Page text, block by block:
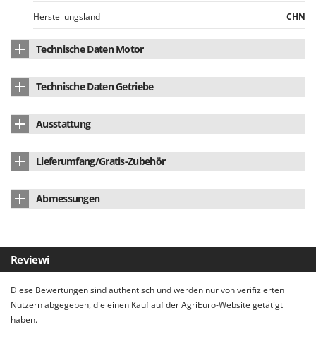
Santos
Sbaraglia
Seven Italy
Shark
Shindaiwa
Silky
Sirman
Smeg
Snapper
Solidur
Spice Electronics
Herstellungsland CHN
Technische Daten Motor
Motortyp batteriebetrieben
Batterietyp
Spannung 18 V
Technische Daten Getriebe
Ausstattung
Lieferumfang/Gratis-Zubehör
Abmessungen
Nettogewicht 2.4 kg
Gesamtgewicht mit Verpackung
Reviewi
Diese Bewertungen sind authentisch und werden nur von verifizierten
Nutzern abgegeben, die einen Kauf auf der AgriEuro-Website getätigt
haben.